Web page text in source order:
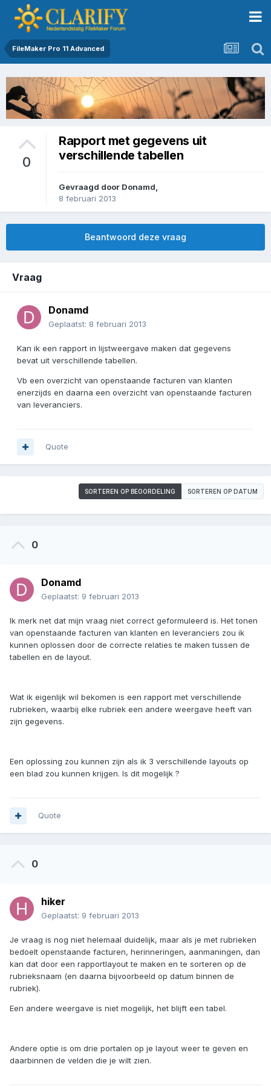
FileMaker Pro 11 Advanced
0
Rapport met gegevens uit
verschillende tabellen
Gevraagd door Donamd
8 februari 2013
Beantwoord deze vraag
Vraag
Donamd
Geplaatst: 8 februari 2013
Kan ik een rapport in lijstweergave maken dat gegevens
bevat uit verschillende tabellen.
Vb een overzicht van openstaande facturen van klanten
enerzijds en daarna een overzicht van openstaande facturen
van leveranciers.
Quote
SORTEREN OP BEOORDELING SORTEREN OP DATUM
0
Donamd
Geplaatst: 9 februari 2013
Ik merk net dat mijn vraag niet correct geformuleerd is. Het tonen
van openstaande facturen van klanten en leveranciers zou ik
kunnen oplossen door de correcte relaties te maken tussen de
tabellen en de layout.
Wat ik eigenlijk wil bekomen is een rapport met verschillende
rubrieken, waarbij elke rubriek een andere weergave heeft van
zijn gegevens.
Een oplossing zou kunnen zijn als ik 3 verschillende layouts op
een blad zou kunnen krijgen. Is dit mogelijk ?
Quote
0
hiker
Geplaatst: 9 februari 2013
Je vraag is nog niet helemaal duidelijk, maar als je met rubrieken
bedoelt openstaande facturen, herinneringen, aanmaningen, dan
kan dat door een rapportlayout te maken en te sorteren op de
rubrieksnaam (en daarna bijvoorbeeld op datum binnen de
rubriek).
Een andere weergave is niet mogelijk, het blijft een tabel.
Andere optie is om drie portalen op je layout weer te geven en
daarbinnen de velden die je wilt zien.